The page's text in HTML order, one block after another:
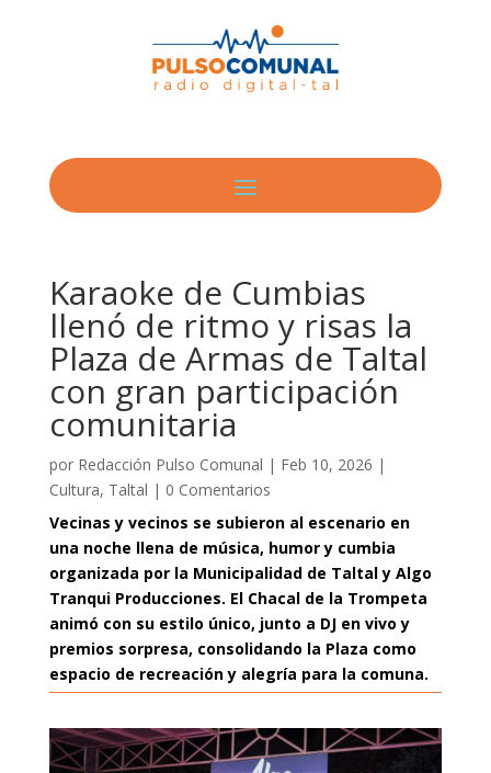
Karaoke de Cumbias
llenó de ritmo y risas la
Plaza de Armas de Taltal
con gran participación
comunitaria
por Redacción Pulso Comunal | Feb 10, 2026 |
Cultura, Taltal | 0 Comentarios
Vecinas y vecinos se subieron al escenario en
una noche llena de música, humor y cumbia
organizada por la Municipalidad de Taltal y Algo
Tranqui Producciones. El Chacal de la Trompeta
animó con su estilo único, junto a DJ en vivo y
premios sorpresa, consolidando la Plaza como
espacio de recreación y alegría para la comuna.